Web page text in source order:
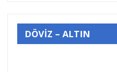
DÖVİZ – ALTIN